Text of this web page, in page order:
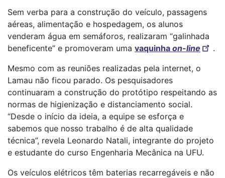
Sem verba para a construção do veículo, passagens
aéreas, alimentação e hospedagem, os alunos
venderam água em semáforos, realizaram “galinhada
beneficente” e promoveram uma vaquinha on-line
.
Mesmo com as reuniões realizadas pela internet, o
Lamau não ficou parado. Os pesquisadores
continuaram a construção do protótipo respeitando as
normas de higienização e distanciamento social.
“Desde o início da ideia, a equipe se esforça e
sabemos que nosso trabalho é de alta qualidade
técnica”, revela Leonardo Natali, integrante do projeto
e estudante do curso Engenharia Mecânica na UFU.
Os veículos elétricos têm baterias recarregáveis e não